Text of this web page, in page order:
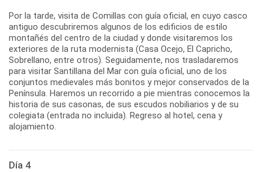
Por la tarde, visita de Comillas con guía oficial, en cuyo casco
antiguo descubriremos algunos de los edificios de estilo
montañés del centro de la ciudad y donde visitaremos los
exteriores de la ruta modernista (Casa Ocejo, El Capricho,
Sobrellano, entre otros). Seguidamente, nos trasladaremos
para visitar Santillana del Mar con guía oficial, uno de los
conjuntos medievales más bonitos y mejor conservados de la
Península. Haremos un recorrido a pie mientras conocemos la
historia de sus casonas, de sus escudos nobiliarios y de su
colegiata (entrada no incluida). Regreso al hotel, cena y
Día 4